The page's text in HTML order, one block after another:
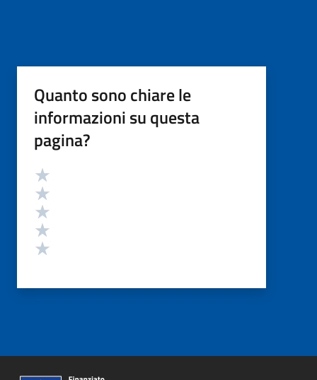
Quanto sono chiare le
informazioni su questa
pagina?
Valutazione